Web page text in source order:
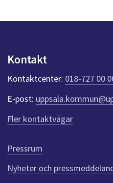
n
k
t
e
r
f
ö
r
e
n
n
a
Kontakt
Kontaktcenter: 018-727 00
E-post:
Fler kontaktvägar
Pressrum
Nyheter och